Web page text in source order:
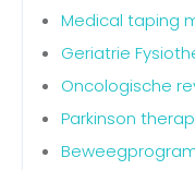
Medical taping
Geriatrie
Oncologische
Parkinson